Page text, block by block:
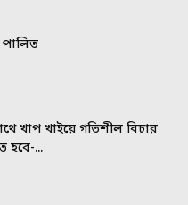
পালিত
খাপ খাইয়ে গতিশীল বিচার
হবে-...